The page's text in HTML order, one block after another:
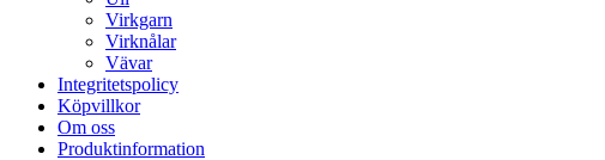
Virkgarn
Virknålar
Vävar
Integritetspolicy
Köpvillkor
Om oss
Produktinformation